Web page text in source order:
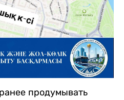
продумывать